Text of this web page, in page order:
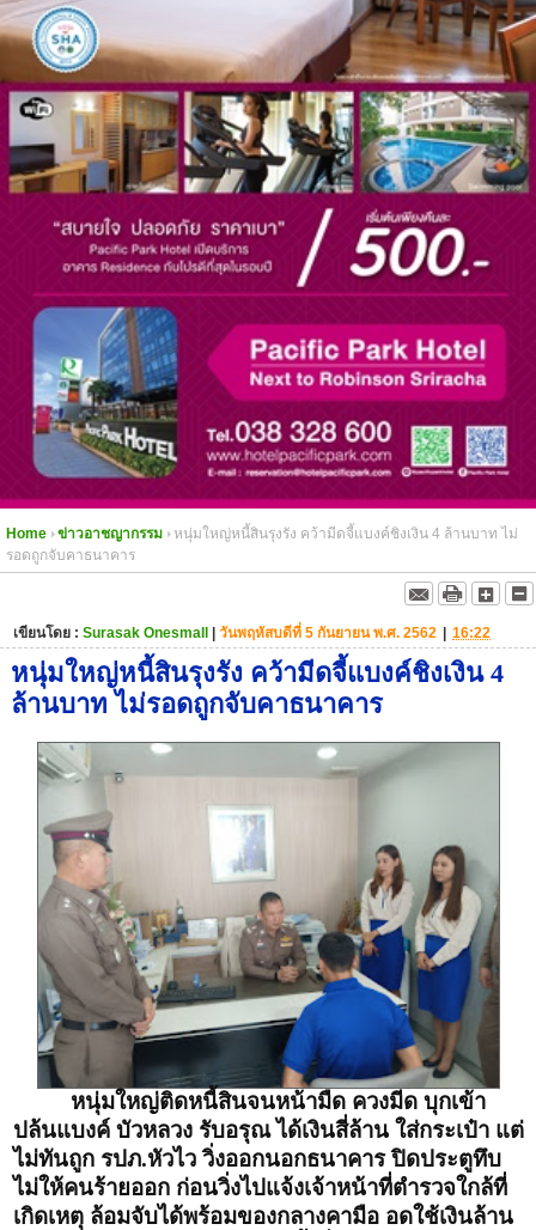
Home ข่าวอาชญากรรม
หนุ่มใหญ่หนี้สินรุงรัง คว้ามีดจี้แบงค์ชิงเงิน 4 ล้านบาท ไม่
รอดถูกจับคาธนาคาร
เขียนโดย : Surasak Onesmall | วันพฤหัสบดีที่ 5 กันยายน พ.ศ. 2562 | 16:22
หนุ่มใหญ่หนี้สินรุงรัง คว้ามีดจี้แบงค์ชิงเงิน 4
ล้านบาท ไม่รอดถูกจับคาธนาคาร
หนุ่มใหญ่ติดหนี้สินจนหน้ามืด ควงมีด บุกเข้า
ปล้นแบงค์ บัวหลวง รับอรุณ ได้เงินสี่ล้าน ใส่กระเป๋า แต่
ไม่ทันถูก รปภ.หัวไว วิ่งออกนอกธนาคาร ปิดประตูทึบ
ไม่ให้คนร้ายออก ก่อนวิ่งไปแจ้งเจ้าหน้าที่ตำรวจใกล้ที่
เกิดเหตุ ล้อมจับได้พร้อมของกลางคามือ อดใช้เงินล้าน